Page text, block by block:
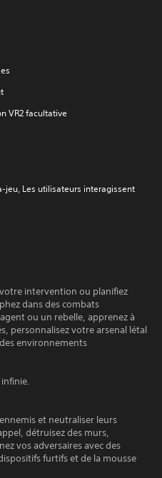
VR2 facultative
jeu, Les utilisateurs interagissent
intervention ou planifiez
dans des combats
ou un rebelle, apprenez à
personnalisez votre arsenal létal
environnements
et neutraliser leurs
détruisez des murs,
vos adversaires avec des
furtifs et de la mousse